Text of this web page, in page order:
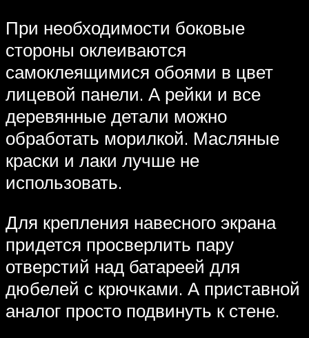
При необходимости боковые
стороны оклеиваются
самоклеящимися обоями в цвет
лицевой панели. А рейки и все
деревянные детали можно
обработать морилкой. Масляные
краски и лаки лучше не
использовать.
Для крепления навесного экрана
придется просверлить пару
отверстий над батареей для
дюбелей с крючками. А приставной
аналог просто подвинуть к стене.